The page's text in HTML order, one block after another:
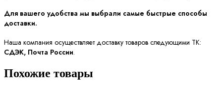
Для вашего удобства мы выбрали самые быстрые способы
доставки.
Наша компания осуществляет доставку товаров следующими ТК:
СДЭК, Почта России.
Похожие товары